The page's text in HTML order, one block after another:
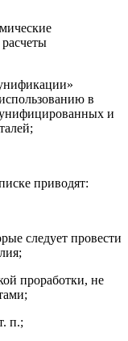
в
унифицированных и
приводят:
следует провести
проработки, не
п.;